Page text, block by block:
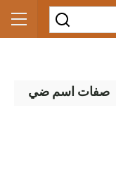
صفات اسم ضي